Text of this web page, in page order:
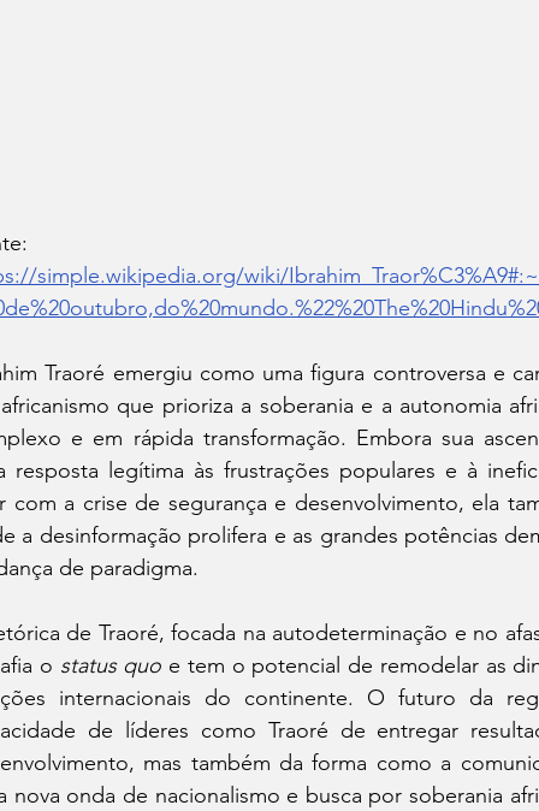
simple.wikipedia.org/wiki/
Traoré emergiu como uma figura controversa e
que prioriza a soberania e a autonomia
e em rápida transformação. Embora sua
resposta legítima às frustrações populares e à
com a crise de segurança e desenvolvimento, ela
a desinformação prolifera e as grandes potências
de paradigma.
de Traoré, focada na autodeterminação e no
o status quo e tem o potencial de remodelar as
internacionais do continente. O futuro da
de líderes como Traoré de entregar
mas também da forma como a
nova onda de nacionalismo e busca por soberania